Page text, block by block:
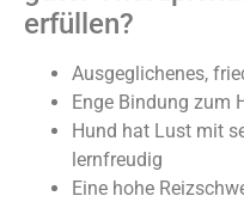
erfüllen?
Ausgeglichenes,
Enge Bindung zum
Hund hat Lust mit
lernfreudig
Eine hohe